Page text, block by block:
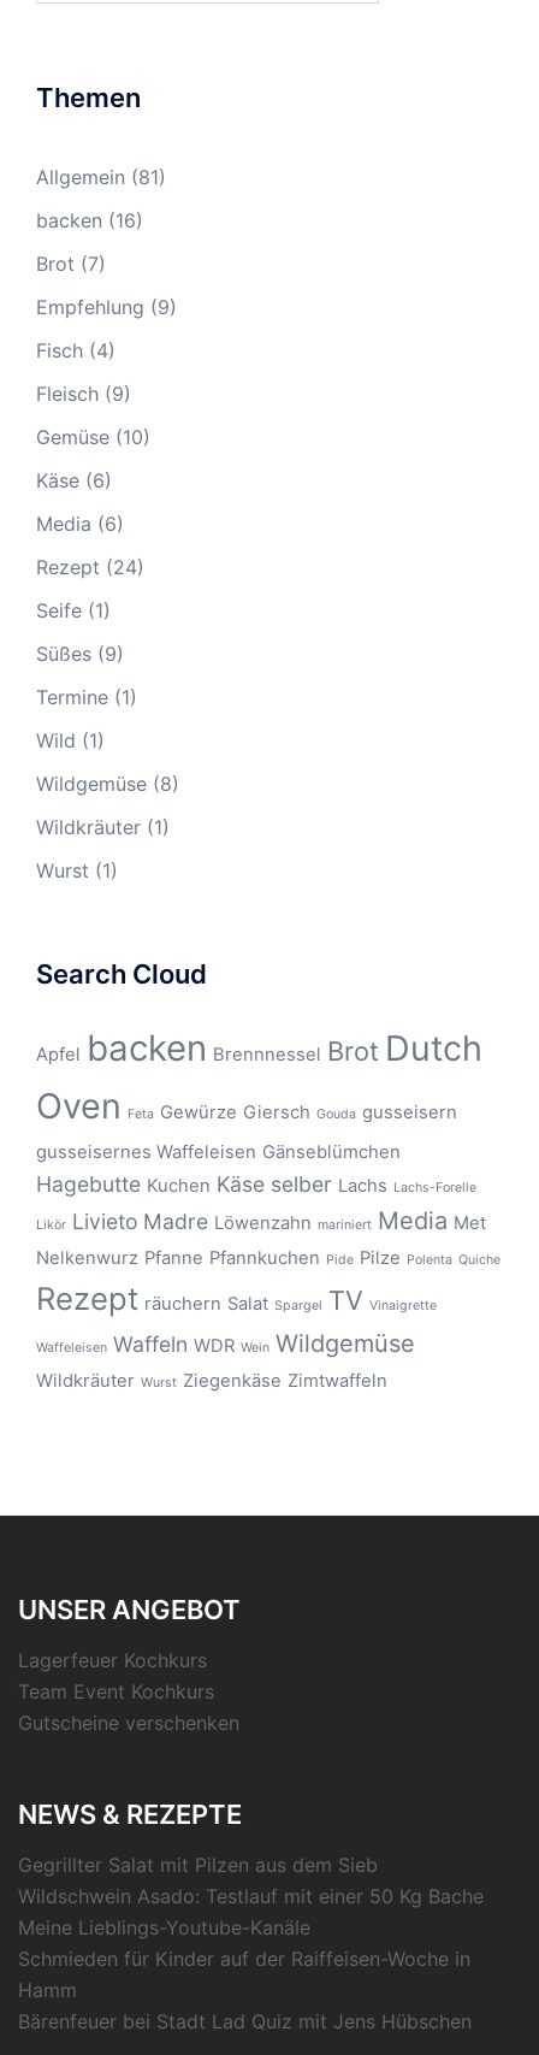
Themen
Allgemein (81)
backen (16)
Brot (7)
Empfehlung (9)
Fisch (4)
Fleisch (9)
Gemüse (10)
Käse (6)
Media (6)
Rezept (24)
Seife (1)
Süßes (9)
Termine (1)
Wild (1)
Wildgemüse (8)
Wildkräuter (1)
Wurst (1)
Search Cloud
Apfel backen Brennnessel Brot Dutch
Oven
Feta Gewürze Giersch Gouda gusseisern
gusseisernes Waffeleisen Gänseblümchen
Hagebutte Kuchen Käse selber Lachs Lachs-Forelle
Likör Livieto Madre Löwenzahn mariniert Media Met
Nelkenwurz Pfanne Pfannkuchen Pide Pilze Polenta Quiche
Rezept räuchern Salat Spargel TV Vinaigrette
Waffeleisen Waffeln WDR Wein Wildgemüse
Wildkräuter Wurst Ziegenkäse Zimtwaffeln
UNSER ANGEBOT
Lagerfeuer Kochkurs
Team Event Kochkurs
Gutscheine verschenken
NEWS & REZEPTE
Gegrillter Salat mit Pilzen aus dem Sieb
Wildschwein Asado: Testlauf mit einer 50 Kg Bache
Meine Lieblings-Youtube-Kanäle
Schmieden für Kinder auf der Raiffeisen-Woche in
Hamm
Bärenfeuer bei Stadt Lad Quiz mit Jens Hübschen